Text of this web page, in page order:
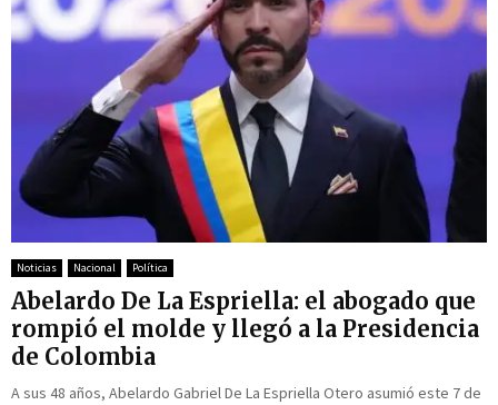
Noticias Nacional Política
Abelardo De La Espriella: el abogado que
rompió el molde y llegó a la Presidencia
de Colombia
A sus 48 años, Abelardo Gabriel De La Espriella Otero asumió este 7 de